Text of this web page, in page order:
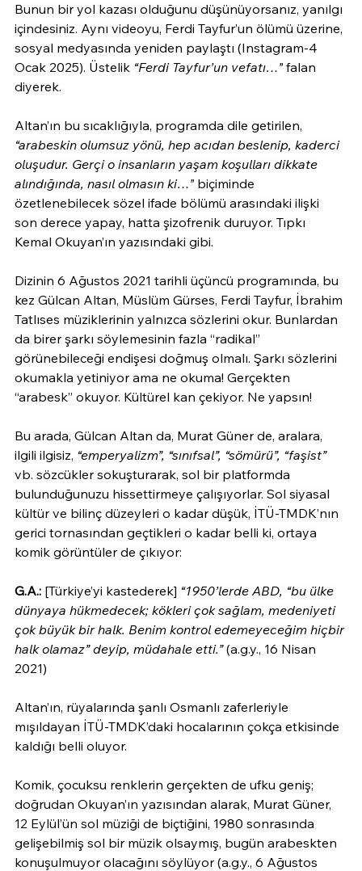
Bunun bir yol kazası olduğunu düşünüyorsanız, yanılgı
içindesiniz. Aynı videoyu, Ferdi Tayfur’un ölümü üzerine,
sosyal medyasında yeniden paylaştı (Instagram-4
Ocak 2025). Üstelik “Ferdi Tayfur’un vefatı…” falan
diyerek.
Altan’ın bu sıcaklığıyla, programda dile getirilen,
“arabeskin olumsuz yönü, hep acıdan beslenip, kaderci
oluşudur. Gerçi o insanların yaşam koşulları dikkate
alındığında, nasıl olmasın ki…” biçiminde
özetlenebilecek sözel ifade bölümü arasındaki ilişki
son derece yapay, hatta şizofrenik duruyor. Tıpkı
Kemal Okuyan’ın yazısındaki gibi.
Dizinin 6 Ağustos 2021 tarihli üçüncü programında, bu
kez Gülcan Altan, Müslüm Gürses, Ferdi Tayfur, İbrahim
Tatlıses müziklerinin yalnızca sözlerini okur. Bunlardan
da birer şarkı söylemesinin fazla “radikal”
görünebileceği endişesi doğmuş olmalı. Şarkı sözlerini
okumakla yetiniyor ama ne okuma! Gerçekten
“arabesk” okuyor. Kültürel kan çekiyor. Ne yapsın!
Bu arada, Gülcan Altan da, Murat Güner de, aralara,
ilgili ilgisiz, “emperyalizm”, “sınıfsal”, “sömürü”, “faşist”
vb. sözcükler sokuşturarak, sol bir platformda
bulunduğunuzu hissettirmeye çalışıyorlar. Sol siyasal
kültür ve bilinç düzeyleri o kadar düşük, İTÜ-TMDK’nın
gerici tornasından geçtikleri o kadar belli ki, ortaya
komik görüntüler de çıkıyor:
G.A.: [Türkiye’yi kastederek] “1950’lerde ABD, “bu ülke
dünyaya hükmedecek; kökleri çok sağlam, medeniyeti
çok büyük bir halk. Benim kontrol edemeyeceğim hiçbir
halk olamaz” deyip, müdahale etti.” (a.g.y., 16 Nisan
2021)
Altan’ın, rüyalarında şanlı Osmanlı zaferleriyle
mışıldayan İTÜ-TMDK’daki hocalarının çokça etkisinde
kaldığı belli oluyor.
Komik, çocuksu renklerin gerçekten de ufku geniş;
doğrudan Okuyan’ın yazısından alarak, Murat Güner,
12 Eylül’ün sol müziği de biçtiğini, 1980 sonrasında
gelişebilmiş sol bir müzik olsaymış, bugün arabeskten
konuşulmuyor olacağını söylüyor (a.g.y., 6 Ağustos